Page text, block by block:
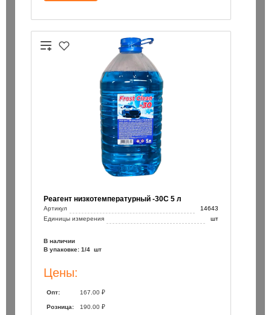
Реагент низкотемпературный -30С 5 л
Артикул
14643
Единицы измерения
шт
В наличии
В упаковке: 1/4 шт
Цены:
Опт: 167.00 ₽
Розница: 190.00 ₽